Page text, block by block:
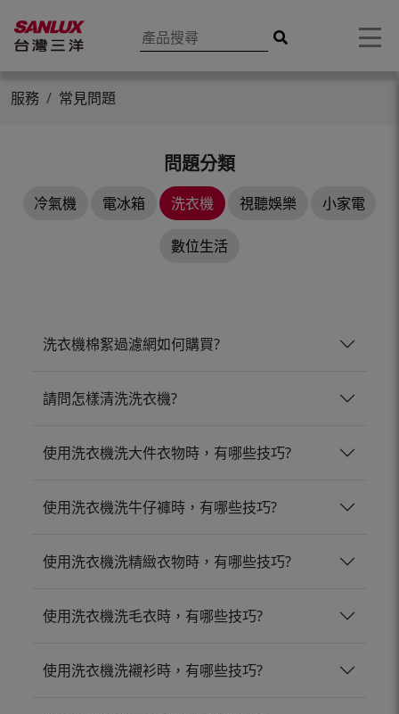
服務 常見問題
問題分類
冷氣機 電冰箱 洗衣機 視聽娛樂 小家電
數位生活
洗衣機棉絮過濾網如何購買?
請問怎樣清洗洗衣機?
使用洗衣機洗大件衣物時，有哪些技巧?
使用洗衣機洗牛仔褲時，有哪些技巧?
使用洗衣機洗精緻衣物時，有哪些技巧?
使用洗衣機洗毛衣時，有哪些技巧?
使用洗衣機洗襯衫時，有哪些技巧?